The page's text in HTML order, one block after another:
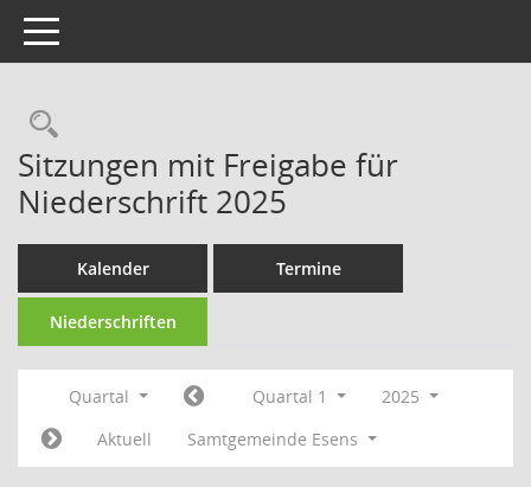
Toggle navigation
Rechercheauswahl
Sitzungen mit Freigabe für
Niederschrift 2025
Kalender Termine
Niederschriften
Quartal Quartal 1
2025
Aktuell
Samtgemeinde Esens